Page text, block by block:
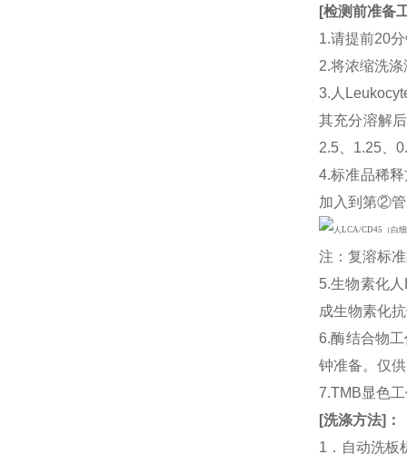
[检测前准备
1.请提前20
2.将浓缩洗
3.人
其充分溶解
2.5、1.25、
4.标准品稀
加入到第②
注：复溶标
5.生物素化
成生物素化
6.酶结合物
钟准备。仅
7.TMB显色
[洗涤方法] ：
1．自动洗板